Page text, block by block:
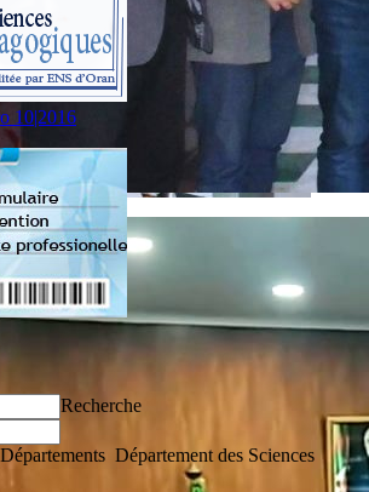
10|2016
Recherche
Départements Département des Sciences